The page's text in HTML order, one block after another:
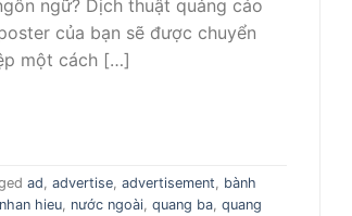
ngữ? Dịch thuật quảng cáo
của bạn sẽ được chuyển
một cách […]
ad advertise advertisement
bành
nhan hieu nước ngoài quang ba quang